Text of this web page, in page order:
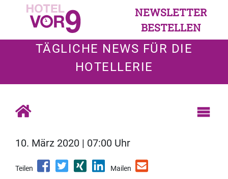
NEWSLETTER
BESTELLEN
TÄGLICHE NEWS FÜR DIE
HOTELLERIE
10. März 2020 | 07:00 Uhr
Teilen Mailen